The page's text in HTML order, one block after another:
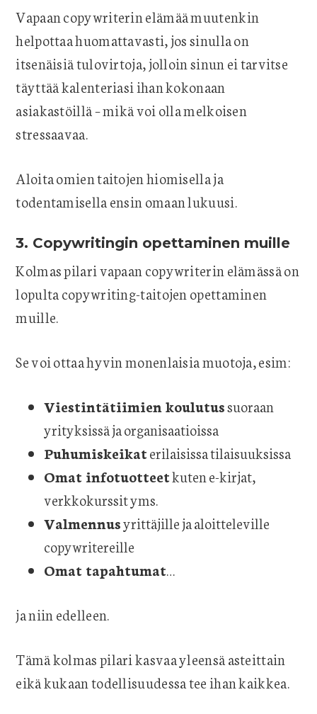
Vapaan copywriterin elämää muutenkin
helpottaa huomattavasti, jos sinulla on
itsenäisiä tulovirtoja, jolloin sinun ei tarvitse
täyttää kalenteriasi ihan kokonaan
asiakastöillä – mikä voi olla melkoisen
stressaavaa.
Aloita omien taitojen hiomisella ja
todentamisella ensin omaan lukuusi.
3. Copywritingin opettaminen muille
Kolmas pilari vapaan copywriterin elämässä on
lopulta copywriting-taitojen opettaminen
muille.
Se voi ottaa hyvin monenlaisia muotoja, esim:
Viestintätiimien koulutussuoraan
yrityksissä ja organisaatioissa
Puhumiskeikaterilaisissa tilaisuuksissa
Omat infotuotteetkuten e-kirjat,
verkkokurssit yms.
Valmennusyrittäjille ja aloitteleville
copywritereille
Omat tapahtumat…
ja niin edelleen.
Tämä kolmas pilari kasvaa yleensä asteittain
eikä kukaan todellisuudessa tee ihan kaikkea.